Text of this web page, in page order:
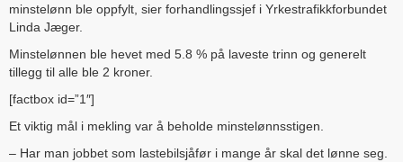
minstelønn ble oppfylt, sier forhandlingssjef i Yrkestrafikkforbundet
Linda Jæger.
Minstelønnen ble hevet med 5.8 % på laveste trinn og generelt
tillegg til alle ble 2 kroner.
[factbox id=”1″]
Et viktig mål i mekling var å beholde minstelønnsstigen.
– Har man jobbet som lastebilsjåfør i mange år skal det lønne seg.